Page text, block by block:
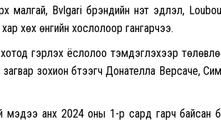
малгай, Bvlgari брэндийн үнэт эдлэл,
хөх өнгийн хослолоор гангарчээ.
гэрлэх ёслолоо тэмдэглэхээр
зохион бүтээгч Донателла Версаче,
мэдээ анх 2024 оны 1-р сард гарч байсан